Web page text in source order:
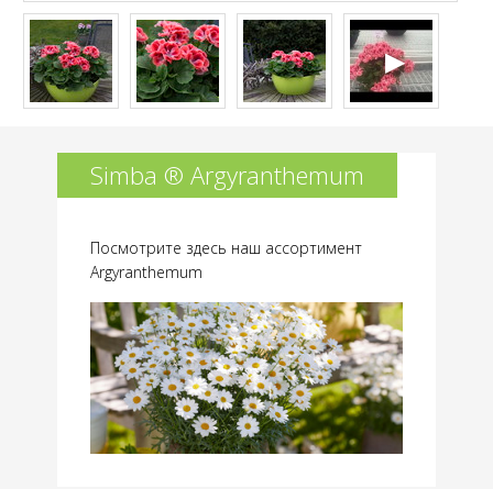
Simba ® Argyranthemum
Посмотрите здесь наш ассортимент
Argyranthemum